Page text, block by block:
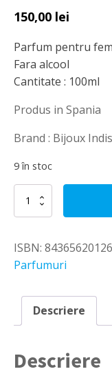
150,00 lei
Parfum pentru
Fara alcool
Cantitate : 100ml
Produs in Spania
Brand : Bijoux
9 în stoc
Cantitate
Mist
100ml
ISBN:
Parfumuri
Descriere
Descriere